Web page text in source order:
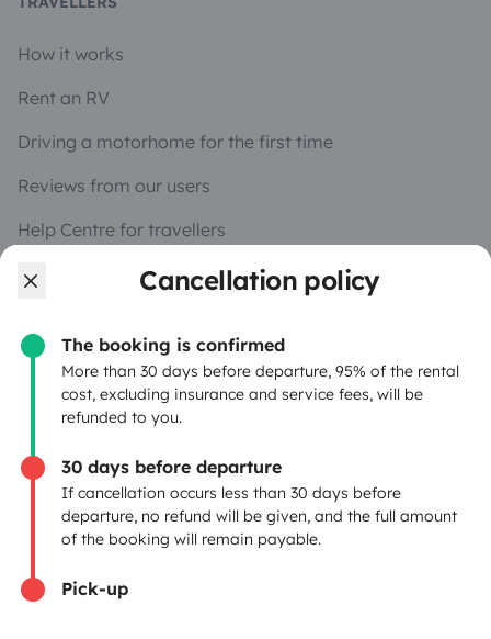
Cancellation policy
The booking is confirmed
More than 30 days before departure, 95% of the rental
cost, excluding insurance and service fees, will be
refunded to you.
30 days before departure
If cancellation occurs less than 30 days before
departure, no refund will be given, and the full amount
of the booking will remain payable.
Pick-up
How it works
Rent an RV
Driving a motorhome for the first time
Reviews from our users
Help Centre for travellers
Create a listing
Rental contract
Insurance for hiring out
Breakdown assistance
Help Centre for owners